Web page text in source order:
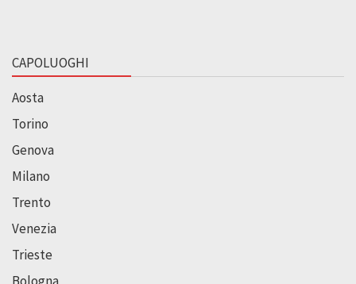
CAPOLUOGHI
Aosta
Torino
Genova
Milano
Trento
Venezia
Trieste
Bologna